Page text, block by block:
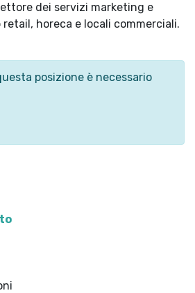
dei servizi marketing e
horeca e locali commerciali.
posizione è necessario